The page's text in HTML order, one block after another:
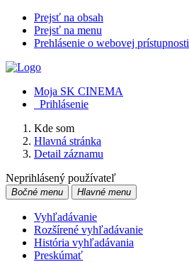
Prejsť na obsah
Prejsť na menu
Prehlásenie o webovej prístupnosti
Moja SK CINEMA
Prihlásenie
Kde som
Hlavná stránka
Detail záznamu
Neprihlásený používateľ
Bočné menu Hlavné menu
Vyhľadávanie
Rozšírené vyhľadávanie
História vyhľadávania
Preskúmať